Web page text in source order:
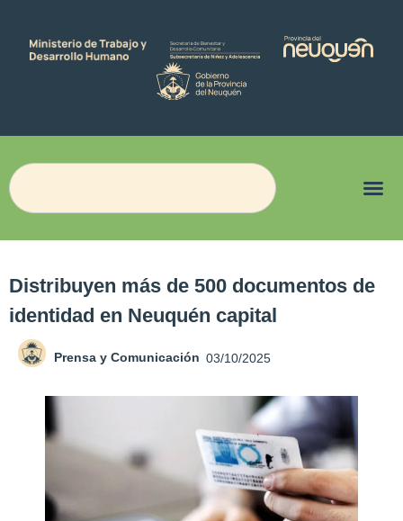
Distribuyen más de 500 documentos de
identidad en Neuquén capital
Prensa y Comunicación 03/10/2025